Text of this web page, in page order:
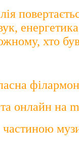
хто
онлайн на